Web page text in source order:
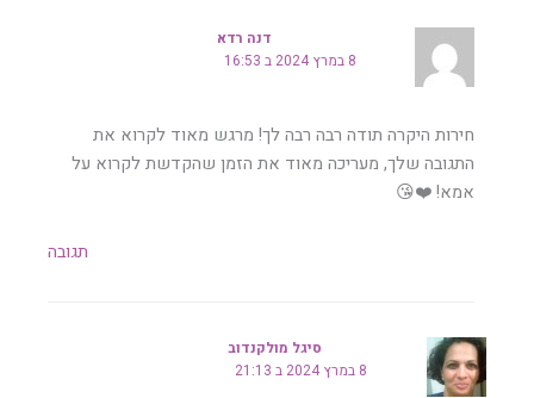
דנה רדא
8 במרץ 2024 ב 16:53
חירות היקרה תודה רבה רבה לך! מרגש מאוד לקרוא את
התגובה שלך, מעריכה מאוד את הזמן שהקדשת לקרוא על
אמא! ❤️😘
תגובה
סיגל מולקנדוב
8 במרץ 2024 ב 21:13